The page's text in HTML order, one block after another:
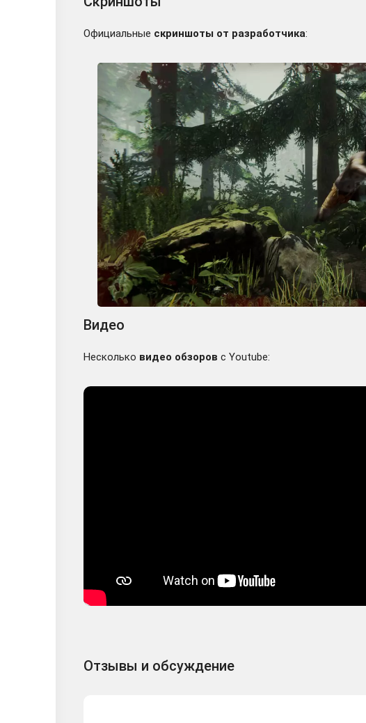
Официальные скриншоты от разработчика:
Видео
Несколько видео обзоров с Youtube:
Отзывы и обсуждение